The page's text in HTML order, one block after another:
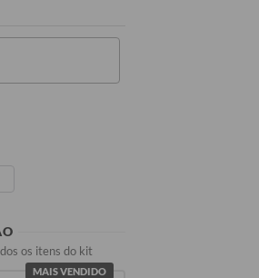
os itens do kit
MAIS VENDIDO